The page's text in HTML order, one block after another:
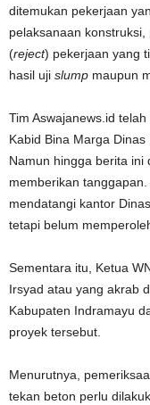
ditemukan pekerjaan
pelaksanaan
(reject) pekerjaan yang
hasil uji slump maupun
Tim Aswajanews.id
Kabid Bina Marga
Namun hingga berita ini
memberikan
mendatangi kantor
tetapi belum
Sementara itu, Ketua
Irsyad atau yang akrab
Kabupaten Indramayu
proyek tersebut.
Menurutnya,
tekan beton perlu